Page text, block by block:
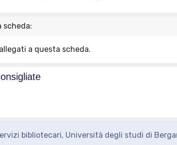
scheda:
a questa scheda.
bibliotecari, Università degli studi di